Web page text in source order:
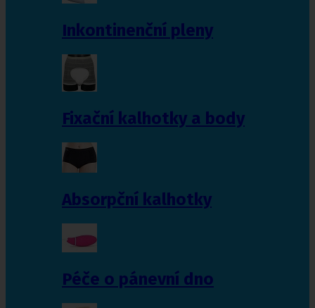
Inkontinenční pleny
Fixační kalhotky a body
Absorpční kalhotky
Péče o pánevní dno